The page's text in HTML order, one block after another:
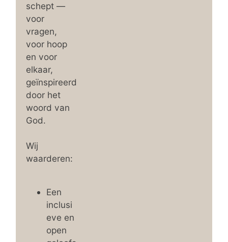
schept —
voor
vragen,
voor hoop
en voor
elkaar,
geïnspireerd
door het
woord van
God.
Wij
waarderen:
Een
inclusi
eve en
open